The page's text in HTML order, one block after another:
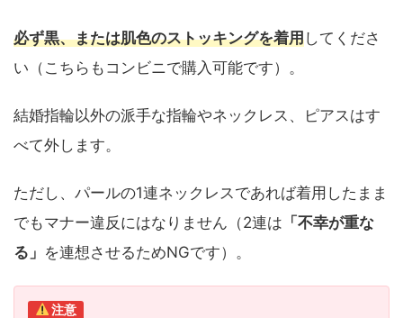
必ず黒、または肌色のストッキングを着用してくださ
い（こちらもコンビニで購入可能です）。
結婚指輪以外の派手な指輪やネックレス、ピアスはす
べて外します。
ただし、パールの1連ネックレスであれば着用したまま
でもマナー違反にはなりません（2連は 「不幸が重な
る」 を連想させるためNGです）。
注意